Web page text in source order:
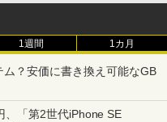
1週間 1カ月
？安価に書き換え可能なGB
、「第2世代iPhone SE